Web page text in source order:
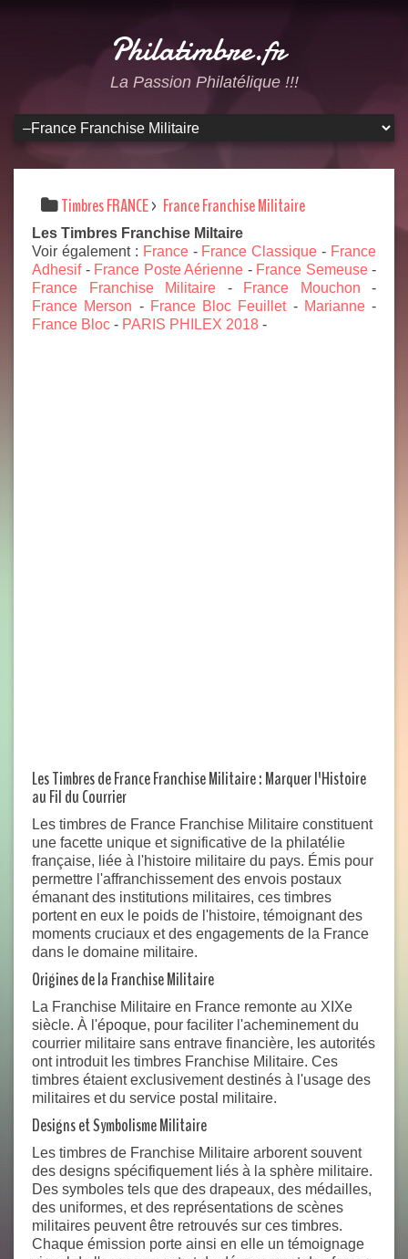
Philatimbre.fr
La Passion Philatélique !!!
Timbres FRANCE> France Franchise Militaire
Les Timbres Franchise Miltaire
Voir également : France- France Classique - France
Adhesif- France Poste Aérienne - France Semeuse-
France Franchise Militaire - France Mouchon -
France Merson - France Bloc Feuillet- Marianne-
France Bloc - PARIS PHILEX 2018 -
Les Timbres de France Franchise Militaire : Marquer l'Histoire
au Fil du Courrier
Les timbres de France Franchise Militaire constituent
une facette unique et significative de la philatélie
française, liée à l'histoire militaire du pays. Émis pour
permettre l'affranchissement des envois postaux
émanant des institutions militaires, ces timbres
portent en eux le poids de l'histoire, témoignant des
moments cruciaux et des engagements de la France
dans le domaine militaire.
Origines de la Franchise Militaire
La Franchise Militaire en France remonte au XIXe
siècle. À l'époque, pour faciliter l'acheminement du
courrier militaire sans entrave financière, les autorités
ont introduit les timbres Franchise Militaire. Ces
timbres étaient exclusivement destinés à l'usage des
militaires et du service postal militaire.
Designs et Symbolisme Militaire
Les timbres de Franchise Militaire arborent souvent
des designs spécifiquement liés à la sphère militaire.
Des symboles tels que des drapeaux, des médailles,
des uniformes, et des représentations de scènes
militaires peuvent être retrouvés sur ces timbres.
Chaque émission porte ainsi en elle un témoignage